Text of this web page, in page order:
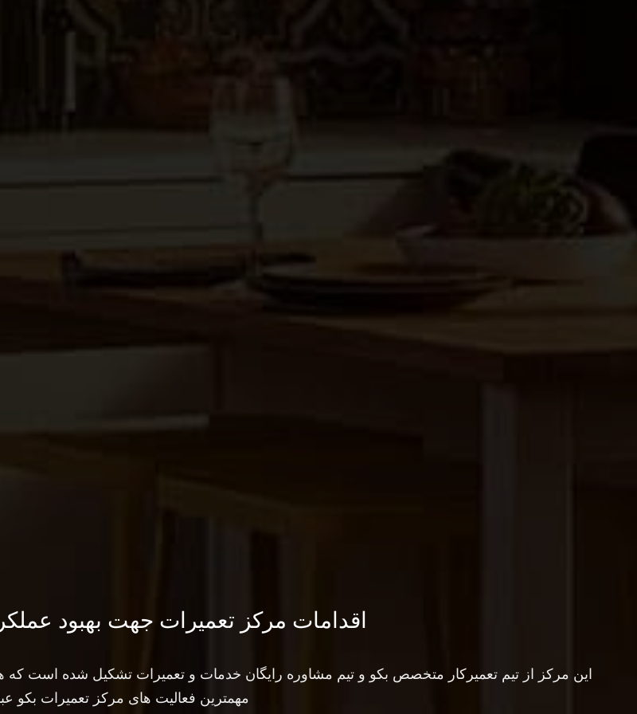
اقدامات مرکز تعمیرات جهت بهبود
این مرکز از تیم تعمیرکار متخصص بکو و تیم مشاوره رایگان خدمات و تعمیرات تشکیل شده است که
مهمترین فعالیت های مرکز تعمیرات بکو